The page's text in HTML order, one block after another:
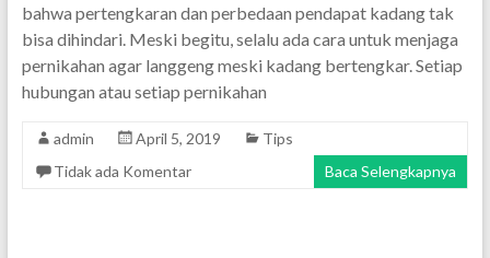
bahwa pertengkaran dan perbedaan pendapat kadang tak
bisa dihindari. Meski begitu, selalu ada cara untuk menjaga
pernikahan agar langgeng meski kadang bertengkar. Setiap
hubungan atau setiap pernikahan
admin April 5, 2019
Tips
Tidak ada Komentar
Baca Selengkapnya